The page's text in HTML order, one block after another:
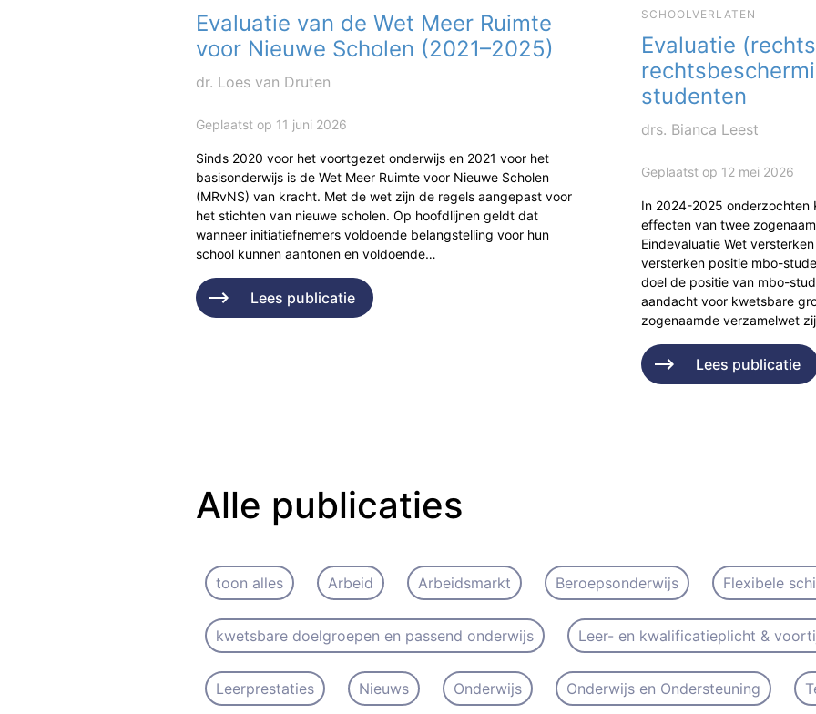
Evaluatie van de Wet Meer Ruimte
voor Nieuwe Scholen (2021–2025)
dr. Loes van Druten
Geplaatst op 11 juni 2026
Sinds 2020 voor het voortgezet onderwijs en 2021 voor het
basisonderwijs is de Wet Meer Ruimte voor Nieuwe Scholen
(MRvNS) van kracht. Met de wet zijn de regels aangepast voor
het stichten van nieuwe scholen. Op hoofdlijnen geldt dat
wanneer initiatiefnemers voldoende belangstelling voor hun
school kunnen aantonen en voldoende…
Lees publicatie
SCHOOLVERLATEN
Evaluatie
studenten
drs. Bianca Leest
Geplaatst op 12 mei 2026
In 2024-2025 onderzochten
effecten van twee
Eindevaluatie Wet
versterken positie mbo-
doel de positie van mbo-
aandacht voor kwetsbare
zogenaamde verzamelwet
Lees publicatie
Alle publicaties
toon alles Arbeid Arbeidsmarkt Beroepsonderwijs Flexibele
kwetsbare doelgroepen en passend onderwijs Leer- en kwalificatieplicht &
Leerprestaties Nieuws Onderwijs Onderwijs en Ondersteuning